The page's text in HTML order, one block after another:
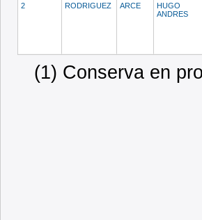
2 RODRIGUEZ ARCE
HUGO
ANDRES
(1) Conserva en